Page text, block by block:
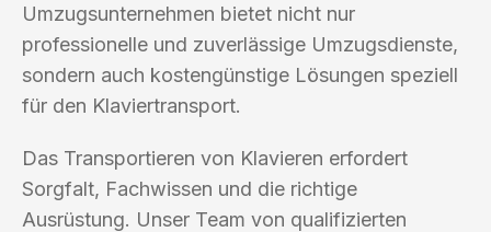
Umzugsunternehmen bietet nicht nur
professionelle und zuverlässige Umzugsdienste,
sondern auch kostengünstige Lösungen speziell
für den Klaviertransport.
Das Transportieren von Klavieren erfordert
Sorgfalt, Fachwissen und die richtige
Ausrüstung. Unser Team von qualifizierten